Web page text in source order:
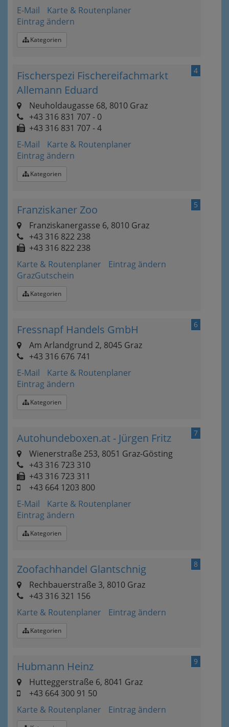
E-Mail
Karte & Routenplaner
Eintrag ändern
Kategorien
4
Fischerspezi Fischereifachmarkt
Allemann Eduard
Neuholdaugasse 68, 8010 Graz
+43 316 831 707 - 0
+43 316 831 707 - 4
E-Mail
Karte & Routenplaner
Eintrag ändern
Kategorien
5
Franziskaner Zoo
Franziskanergasse 6, 8010 Graz
+43 316 822 238
+43 316 822 238
Karte & Routenplaner
Eintrag ändern
GrazGutschein
Kategorien
6
Fressnapf Handels GmbH
Am Arlandgrund 2, 8045 Graz
+43 316 676 741
E-Mail
Karte & Routenplaner
Eintrag ändern
Kategorien
7
Autohundeboxen.at - Jürgen Fritz
Wienerstraße 253, 8051 Graz-Gösting
+43 316 723 310
+43 316 723 311
+43 664 1203 800
E-Mail
Karte & Routenplaner
Eintrag ändern
Kategorien
8
Zoofachhandel Glantschnig
Rechbauerstraße 3, 8010 Graz
+43 316 321 156
Karte & Routenplaner
Eintrag ändern
Kategorien
9
Hubmann Heinz
Hutteggerstraße 6, 8041 Graz
+43 664 300 91 50
Karte & Routenplaner
Eintrag ändern